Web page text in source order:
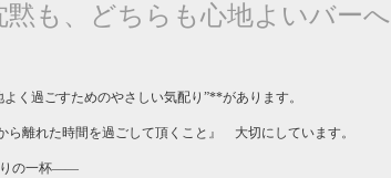
黙も、どちらも心地よいバーへ
く過ごすためのやさしい気配り”**があります。
ら離れた時間を過ごして頂くこと』 大切にしています。
りの一杯――